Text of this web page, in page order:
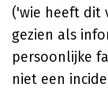
('wie heeft dit
gezien als
persoonlijke
niet een